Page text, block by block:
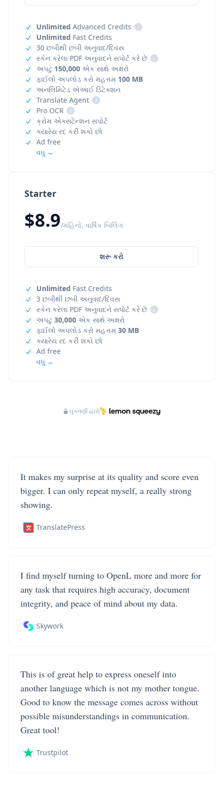
Starter
$8.9/મહિનો, વાર્ષિક બિલિંગ
શરૂ કરો
Unlimited Fast Credits
3 છબીથી છબી અનુવાદ/દિવસ
સ્કેન કરેલા PDF અનુવાદને સપોર્ટ કરે છે
i
અપટુ 30,000 એક સાથે અક્ષરો
ફાઈલો અપલોડ કરો મહત્તમ 30 MB
ક્યારેય રદ કરી શકો છો
Ad free
વધુ →
Unlimited Advanced Credits
i
Unlimited Fast Credits
30 છબીથી છબી અનુવાદ/દિવસ
સ્કેન કરેલા PDF અનુવાદને સપોર્ટ કરે છે
i
અપટુ 150,000 એક સાથે અક્ષરો
ફાઈલો અપલોડ કરો મહત્તમ 100 MB
અનલિમિટેડ એઆઈ ડિટેક્શન
Translate Agent
i
Pro OCR
i
ક્રોમ એક્સટેન્શન સપોર્ટ
ક્યારેય રદ કરી શકો છો
Ad free
વધુ →
ચુકવણી દ્વારા
It makes my surprise at its quality and score even
bigger. I can only repeat myself, a really strong
showing.
TranslatePress
I find myself turning to OpenL more and more for
any task that requires high accuracy, document
integrity, and peace of mind about my data.
Skywork
This is of great help to express oneself into
another language which is not my mother tongue.
Good to know the message comes across without
possible misunderstandings in communication.
Great tool!
Trustpilot